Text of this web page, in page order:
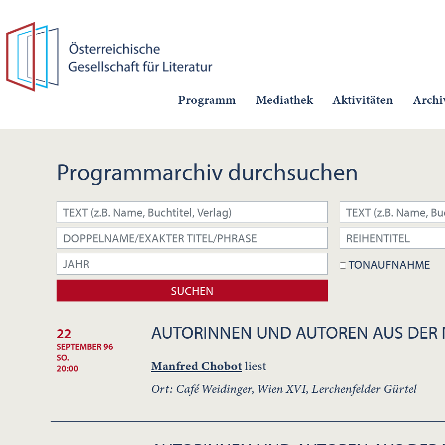
Programm Mediathek Aktivitäten
Programmarchiv durchsuchen
TONAUFNAHME
22
SEPTEMBER 96
SO.
20:00
AUTORINNEN UND AUTOREN AUS DER
Manfred Chobotliest
Ort: Café Weidinger, Wien XVI, Lerchenfelder Gürtel